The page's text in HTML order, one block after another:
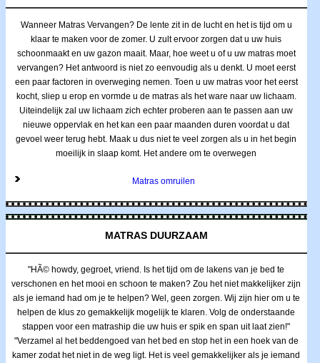
Wanneer Matras Vervangen? De lente zit in de lucht en het is tijd om u
klaar te maken voor de zomer. U zult ervoor zorgen dat u uw huis
schoonmaakt en uw gazon maait. Maar, hoe weet u of u uw matras moet
vervangen? Het antwoord is niet zo eenvoudig als u denkt. U moet eerst
een paar factoren in overweging nemen. Toen u uw matras voor het eerst
kocht, sliep u erop en vormde u de matras als het ware naar uw lichaam.
Uiteindelijk zal uw lichaam zich echter proberen aan te passen aan uw
nieuwe oppervlak en het kan een paar maanden duren voordat u dat
gevoel weer terug hebt. Maak u dus niet te veel zorgen als u in het begin
moeilijk in slaap komt. Het andere om te overwegen
Matras omruilen
MATRAS DUURZAAM
"HÃ© howdy, gegroet, vriend. Is het tijd om de lakens van je bed te
verschonen en het mooi en schoon te maken? Zou het niet makkelijker zijn
als je iemand had om je te helpen? Wel, geen zorgen. Wij zijn hier om u te
helpen de klus zo gemakkelijk mogelijk te klaren. Volg de onderstaande
stappen voor een matraship die uw huis er spik en span uit laat zien!"
"Verzamel al het beddengoed van het bed en stop het in een hoek van de
kamer zodat het niet in de weg ligt. Het is veel gemakkelijker als je iemand